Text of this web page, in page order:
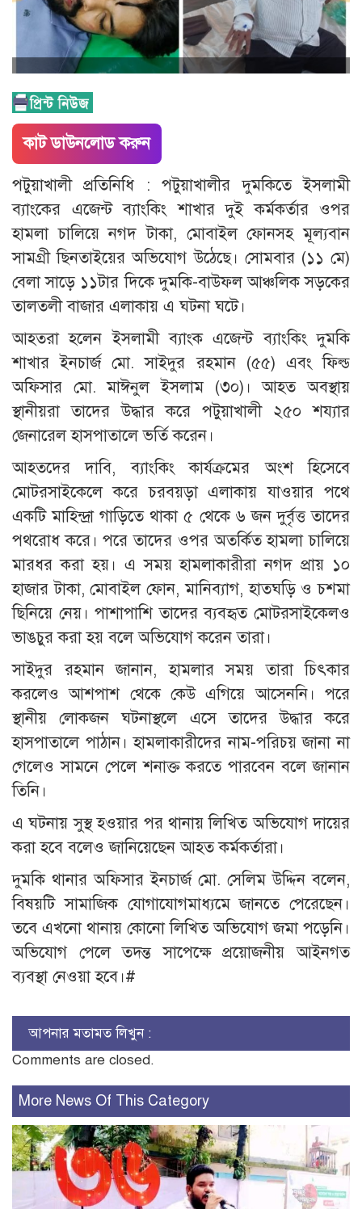
কাট ডাউনলোড করুন
পটুয়াখালী প্রতিনিধি : পটুয়াখালীর দুমকিতে ইসলামী
ব্যাংকের এজেন্ট ব্যাংকিং শাখার দুই কর্মকর্তার ওপর
হামলা চালিয়ে নগদ টাকা, মোবাইল ফোনসহ মূল্যবান
সামগ্রী ছিনতাইয়ের অভিযোগ উঠেছে। সোমবার (১১ মে)
বেলা সাড়ে ১১টার দিকে দুমকি-বাউফল আঞ্চলিক সড়কের
তালতলী বাজার এলাকায় এ ঘটনা ঘটে।
আহতরা হলেন ইসলামী ব্যাংক এজেন্ট ব্যাংকিং দুমকি
শাখার ইনচার্জ মো. সাইদুর রহমান (৫৫) এবং ফিল্ড
অফিসার মো. মাঈনুল ইসলাম (৩০)। আহত অবস্থায়
স্থানীয়রা তাদের উদ্ধার করে পটুয়াখালী ২৫০ শয্যার
জেনারেল হাসপাতালে ভর্তি করেন।
আহতদের দাবি, ব্যাংকিং কার্যক্রমের অংশ হিসেবে
মোটরসাইকেলে করে চরবয়ড়া এলাকায় যাওয়ার পথে
একটি মাহিন্দ্রা গাড়িতে থাকা ৫ থেকে ৬ জন দুর্বৃত্ত তাদের
পথরোধ করে। পরে তাদের ওপর অতর্কিত হামলা চালিয়ে
মারধর করা হয়। এ সময় হামলাকারীরা নগদ প্রায় ১০
হাজার টাকা, মোবাইল ফোন, মানিব্যাগ, হাতঘড়ি ও চশমা
ছিনিয়ে নেয়। পাশাপাশি তাদের ব্যবহৃত মোটরসাইকেলও
ভাঙচুর করা হয় বলে অভিযোগ করেন তারা।
সাইদুর রহমান জানান, হামলার সময় তারা চিৎকার
করলেও আশপাশ থেকে কেউ এগিয়ে আসেননি। পরে
স্থানীয় লোকজন ঘটনাস্থলে এসে তাদের উদ্ধার করে
হাসপাতালে পাঠান। হামলাকারীদের নাম-পরিচয় জানা না
গেলেও সামনে পেলে শনাক্ত করতে পারবেন বলে জানান
তিনি।
এ ঘটনায় সুস্থ হওয়ার পর থানায় লিখিত অভিযোগ দায়ের
করা হবে বলেও জানিয়েছেন আহত কর্মকর্তারা।
দুমকি থানার অফিসার ইনচার্জ মো. সেলিম উদ্দিন বলেন,
বিষয়টি সামাজিক যোগাযোগমাধ্যমে জানতে পেরেছেন।
তবে এখনো থানায় কোনো লিখিত অভিযোগ জমা পড়েনি।
অভিযোগ পেলে তদন্ত সাপেক্ষে প্রয়োজনীয় আইনগত
ব্যবস্থা নেওয়া হবে।#
আপনার মতামত লিখুন :
Comments are closed.
More News Of This Category